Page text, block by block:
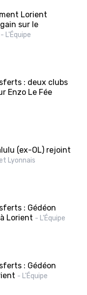
Lorient
sur le
- L'Équipe
: deux clubs
Enzo Le Fée
(ex-OL) rejoint
Lyonnais
: Gédéon
Lorient - L'Équipe
: Gédéon
- L'Équipe